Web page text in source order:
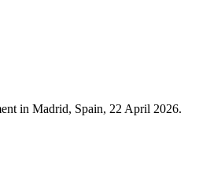
in Madrid, Spain, 22 April 2026.